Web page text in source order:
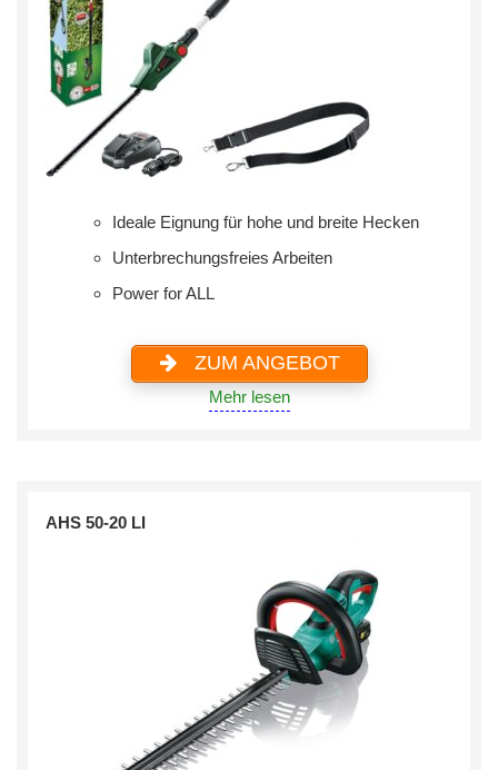
Ideale Eignung für hohe und breite Hecken
Unterbrechungsfreies Arbeiten
Power for ALL
ZUM ANGEBOT
Mehr lesen
AHS 50-20 LI